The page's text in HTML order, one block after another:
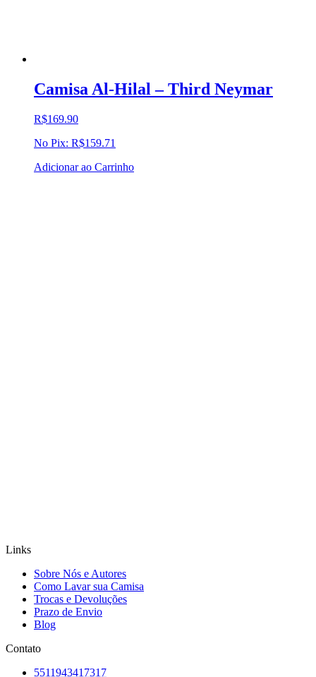
Camisa Al-Hilal – Third Neymar
R$169.90
No Pix: R$159.71
Adicionar ao Carrinho
Links
Sobre Nós e Autores
Como Lavar sua Camisa
Trocas e Devoluções
Prazo de Envio
Blog
Contato
5511943417317